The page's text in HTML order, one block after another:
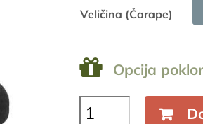
Veličina (Čarape)
Opcija
Baikal